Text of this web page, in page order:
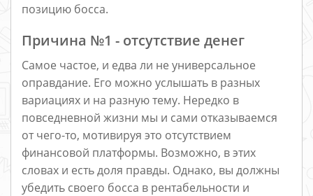
позицию босса.
Причина №1 - отсутствие денег
Самое частое, и едва ли не универсальное
оправдание. Его можно услышать в разных
вариациях и на разную тему. Нередко в
повседневной жизни мы и сами отказываемся
от чего-то, мотивируя это отсутствием
финансовой платформы. Возможно, в этих
словах и есть доля правды. Однако, вы должны
убедить своего босса в рентабельности и